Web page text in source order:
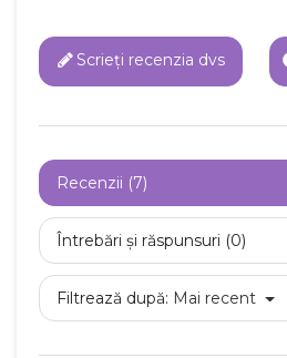
Scrieți recenzia dvs
Recenzii (7)
Întrebări și răspunsuri (0)
Filtrează după: Mai recent